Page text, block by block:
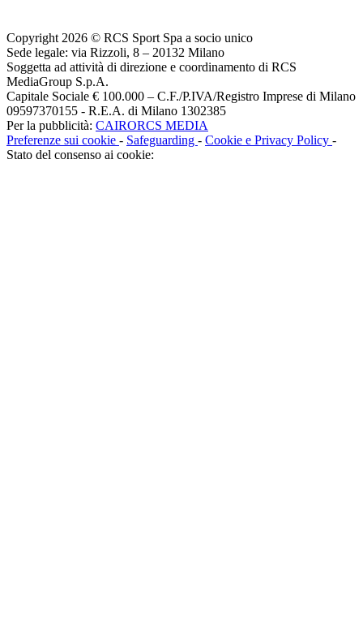
Copyright 2026 © RCS Sport Spa a socio unico
Sede legale: via Rizzoli, 8 – 20132 Milano
Soggetta ad attività di direzione e coordinamento di RCS
MediaGroup S.p.A.
Capitale Sociale € 100.000 – C.F./P.IVA/Registro Imprese di Milano
09597370155 - R.E.A. di Milano 1302385
Per la pubblicità: CAIRORCS MEDIA
Preferenze sui cookie - Safeguarding - Cookie e Privacy Policy -
Stato del consenso ai cookie: